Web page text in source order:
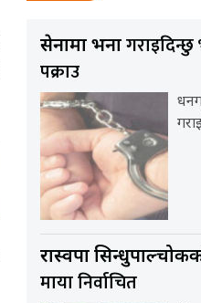
सेनामा भर्नागराइदिन्छु
पक्राउ
रास्वपा
माया निर्वाचित